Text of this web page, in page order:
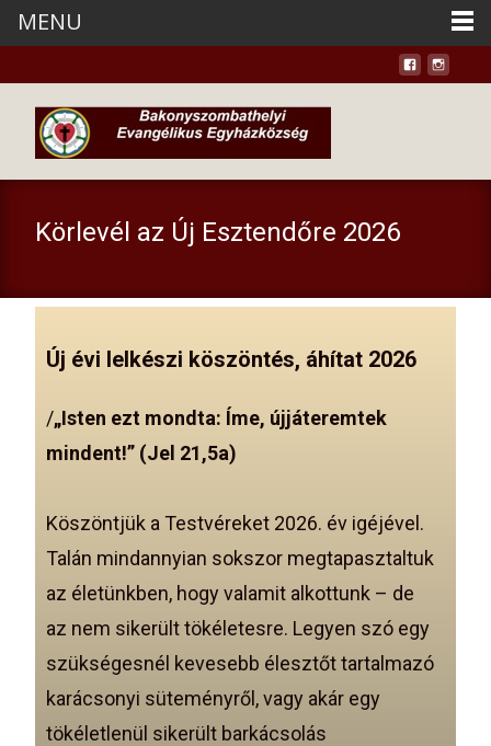
Körlevél az Új Esztendőre 2026
Új évi lelkészi köszöntés, áhítat 2026
/„Isten ezt mondta: Íme, újjáteremtek
mindent!” (Jel 21,5a)
Köszöntjük a Testvéreket 2026. év igéjével.
Talán mindannyian sokszor megtapasztaltuk
az életünkben, hogy valamit alkottunk – de
az nem sikerült tökéletesre. Legyen szó egy
szükségesnél kevesebb élesztőt tartalmazó
karácsonyi süteményről, vagy akár egy
tökéletlenül sikerült barkácsolás
MENU